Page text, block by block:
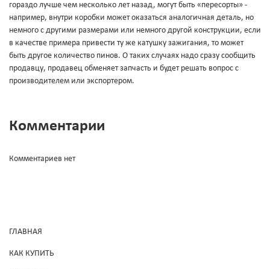
гораздо лучше чем несколько лет назад, могут быть «пересорты» -
например, внутри коробки может оказаться аналогичная деталь, но
немного с другими размерами или немного другой конструкции, если
в качестве примера привести ту же катушку зажигания, то может
быть другое количество пинов. О таких случаях надо сразу сообщить
продавцу, продавец обменяет запчасть и будет решать вопрос с
производителем или экспортером.
Комментарии
Комментариев нет
ГЛАВНАЯ
КАК КУПИТЬ